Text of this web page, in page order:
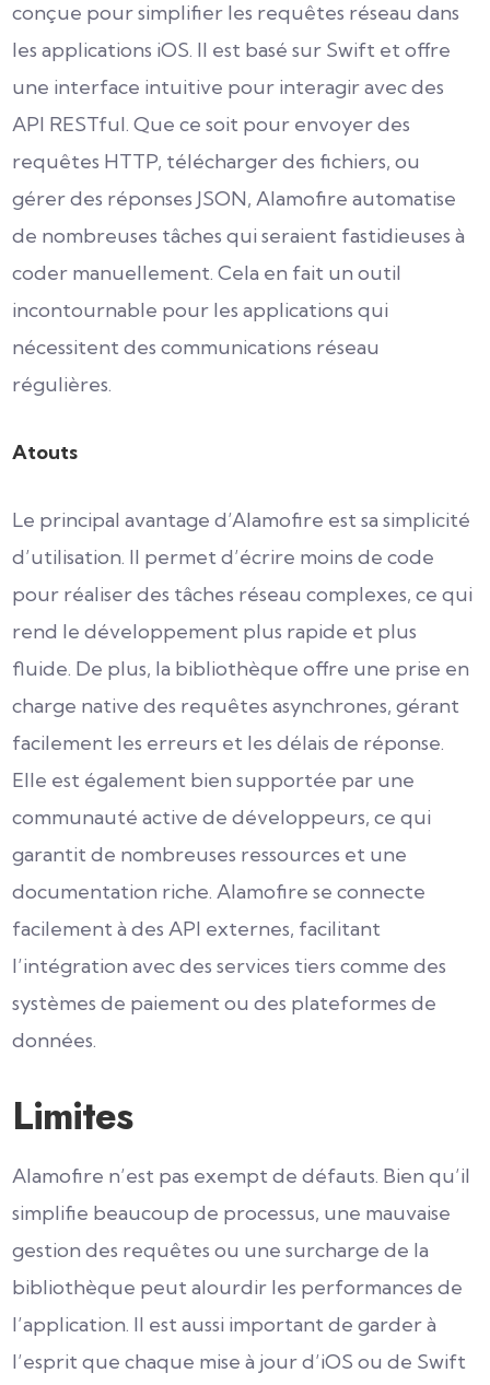
conçue pour simplifier les requêtes réseau dans
les applications iOS. Il est basé sur Swift et offre
une interface intuitive pour interagir avec des
API RESTful. Que ce soit pour envoyer des
requêtes HTTP, télécharger des fichiers, ou
gérer des réponses JSON, Alamofire automatise
de nombreuses tâches qui seraient fastidieuses à
coder manuellement. Cela en fait un outil
incontournable pour les applications qui
nécessitent des communications réseau
régulières.
Atouts
Le principal avantage d’Alamofire est sa simplicité
d’utilisation. Il permet d’écrire moins de code
pour réaliser des tâches réseau complexes, ce qui
rend le développement plus rapide et plus
fluide. De plus, la bibliothèque offre une prise en
charge native des requêtes asynchrones, gérant
facilement les erreurs et les délais de réponse.
Elle est également bien supportée par une
communauté active de développeurs, ce qui
garantit de nombreuses ressources et une
documentation riche. Alamofire se connecte
facilement à des API externes, facilitant
l’intégration avec des services tiers comme des
systèmes de paiement ou des plateformes de
données.
Limites
Alamofire n’est pas exempt de défauts. Bien qu’il
simplifie beaucoup de processus, une mauvaise
gestion des requêtes ou une surcharge de la
bibliothèque peut alourdir les performances de
l’application. Il est aussi important de garder à
l’esprit que chaque mise à jour d’iOS ou de Swift